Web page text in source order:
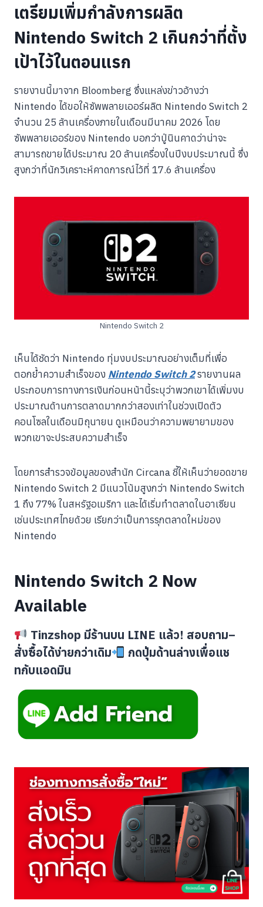
เตรียมเพิ่มกำลังการผลิต
Nintendo Switch 2 เกินกว่าที่ตั้ง
เป้าไว้ในตอนแรก
รายงานนี้มาจาก Bloomberg ซึ่งแหล่งข่าวอ้างว่า
Nintendo ได้ขอให้ซัพพลายเออร์ผลิต Nintendo Switch 2
จำนวน 25 ล้านเครื่องภายในเดือนมีนาคม 2026 โดย
ซัพพลายเออร์ของ Nintendo บอกว่าปู่นินคาดว่าน่าจะ
สามารถขายได้ประมาณ 20 ล้านเครื่องในปีงบประมาณนี้ ซึ่ง
สูงกว่าที่นักวิเคราะห์คาดการณ์ไว้ที่ 17.6 ล้านเครื่อง
Nintendo Switch 2
เห็นได้ชัดว่า Nintendo ทุ่มงบประมาณอย่างเต็มที่เพื่อ
ตอกย้ำความสำเร็จของ Nintendo Switch 2รายงานผล
ประกอบการทางการเงินก่อนหน้านี้ระบุว่าพวกเขาได้เพิ่มงบ
ประมาณด้านการตลาดมากกว่าสองเท่าในช่วงเปิดตัว
คอนโซลในเดือนมิถุนายน ดูเหมือนว่าความพยายามของ
พวกเขาจะประสบความสำเร็จ
โดยการสำรวจข้อมูลของสำนัก Circana ชี้ให้เห็นว่ายอดขาย
Nintendo Switch 2 มีแนวโน้มสูงกว่า Nintendo Switch
1 ถึง 77% ในสหรัฐอเมริกา และได้เริ่มทำตลาดในอาเซียน
เช่นประเทศไทยด้วย เรียกว่าเป็นการรุกตลาดใหม่ของ
Nintendo
Nintendo Switch 2 Now
Available
Tinzshop มีร้านบน LINE แล้ว! สอบถาม–
สั่งซื้อได้ง่ายกว่าเดิม
กดปุ่มด้านล่างเพื่อแช
ทกับแอดมิน